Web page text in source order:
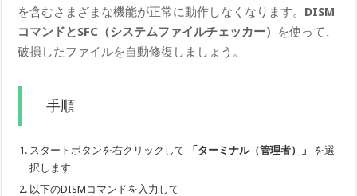
を含むさまざまな機能が正常に動作しなくなります。 DISM
コマンドとSFC（システムファイルチェッカー） を使って、
破損したファイルを自動修復しましょう。
手順
スタートボタンを右クリックして 「ターミナル（管理者）」
を選
択します
以下のDISMコマンドを入力して